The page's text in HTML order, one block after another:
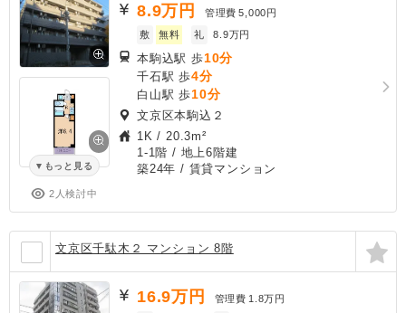
もっと見る
2人検討中
8.9万円 管理費 5,000円
敷
無料 礼 8.9万円
本駒込駅 歩10分
千石駅 歩4分
白山駅 歩10分
文京区本駒込２
1K / 20.3m²
1-1階 / 地上6階建
築24年 / 賃貸マンション
文京区千駄木２ マンション 8階
16.9万円 管理費 1.8万円